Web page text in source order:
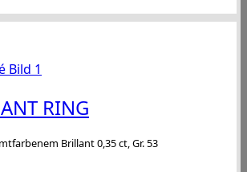
RING
Brillant 0,35 ct, Gr. 53